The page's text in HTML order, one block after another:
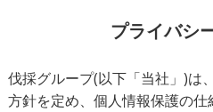
プライバシ
伐採グループ(以下「当社」)は
方針を定め、個人情報保護の